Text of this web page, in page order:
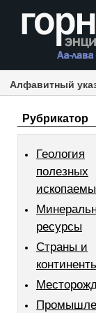
Алфавитный
Рубрикатор
Геология
полезных
ресурсы
Страны и